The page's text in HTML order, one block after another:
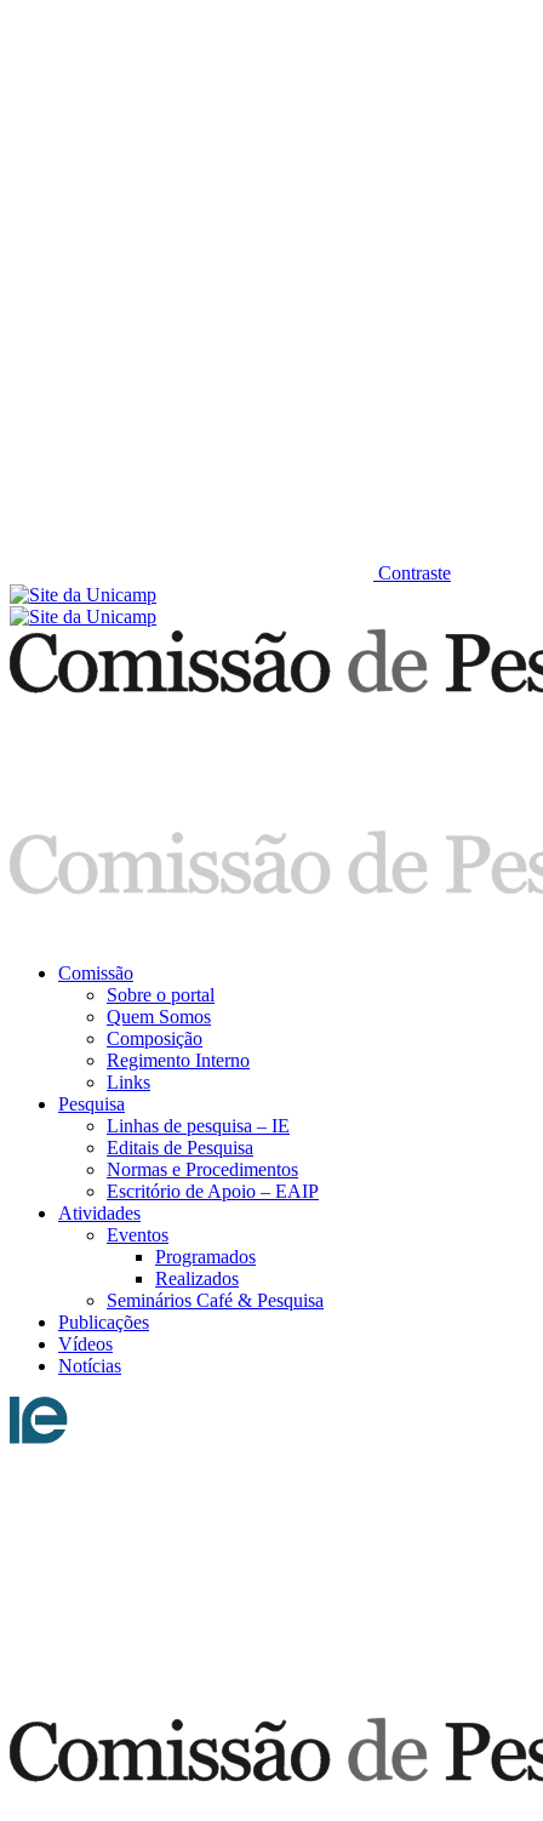
Contraste
Comissão
Sobre o portal
Quem Somos
Composição
Regimento Interno
Links
Pesquisa
Linhas de pesquisa – IE
Editais de Pesquisa
Normas e Procedimentos
Escritório de Apoio – EAIP
Atividades
Eventos
Programados
Realizados
Seminários Café & Pesquisa
Publicações
Vídeos
Notícias